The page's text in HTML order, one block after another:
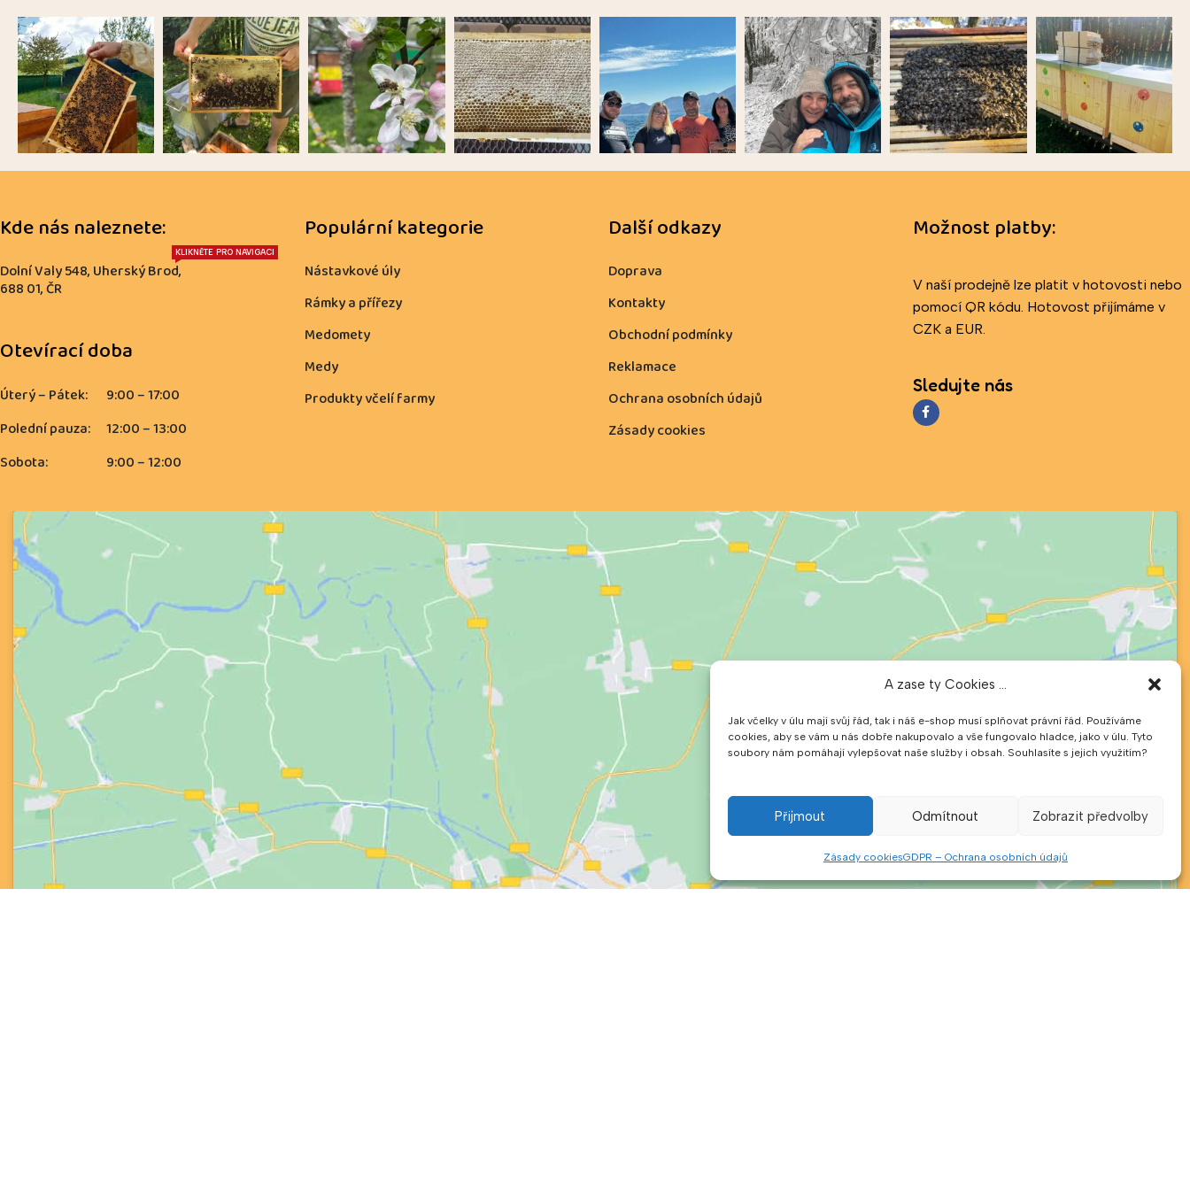
A zase ty Cookies ...
Jak včelky v úlu mají svůj řád, tak i náš e-shop musí splňovat právní řád. Používáme
cookies, aby se vám u nás dobře nakupovalo a vše fungovalo hladce, jako v úlu. Tyto
soubory nám pomáhají vylepšovat naše služby i obsah. Souhlasíte s jejich využitím?
Přijmout Odmítnout Zobrazit předvolby
Zásady cookiesGDPR – Ochrana osobních údajů
Kde nás naleznete:
Dolní Valy 548, Uherský Brod,
688 01, ČR
KLIKNĚTE PRO NAVIGACI
Otevírací doba
Úterý – Pátek:
9:00 – 17:00
Polední pauza:
12:00 – 13:00
Sobota:
9:00 – 12:00
Populární kategorie
Nástavkové úly
Rámky a přířezy
Medomety
Medy
Produkty včelí farmy
Další odkazy
Doprava
Kontakty
Obchodní podmínky
Reklamace
Ochrana osobních údajů
Zásady cookies
Možnost platby:
V naší prodejně lze platit v hotovosti nebo
pomocí QR kódu. Hotovost přijímáme v
CZK a EUR.
Sledujte nás